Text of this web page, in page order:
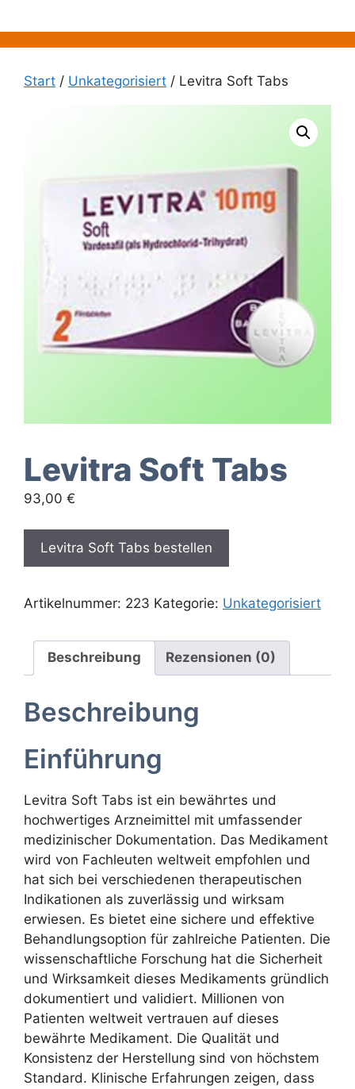
Inhalt
springen
Start / Unkategorisiert / Levitra Soft Tabs
Levitra Soft Tabs
93,00 €
Levitra Soft Tabs bestellen
Artikelnummer: 223 Kategorie: Unkategorisiert
Beschreibung Rezensionen (0)
Beschreibung
Einführung
Levitra Soft Tabs ist ein bewährtes und
hochwertiges Arzneimittel mit umfassender
medizinischer Dokumentation. Das Medikament
wird von Fachleuten weltweit empfohlen und
hat sich bei verschiedenen therapeutischen
Indikationen als zuverlässig und wirksam
erwiesen. Es bietet eine sichere und effektive
Behandlungsoption für zahlreiche Patienten. Die
wissenschaftliche Forschung hat die Sicherheit
und Wirksamkeit dieses Medikaments gründlich
dokumentiert und validiert. Millionen von
Patienten weltweit vertrauen auf dieses
bewährte Medikament. Die Qualität und
Konsistenz der Herstellung sind von höchstem
Standard. Klinische Erfahrungen zeigen, dass